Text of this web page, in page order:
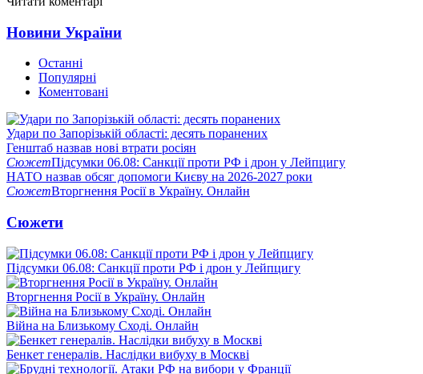
Новини України
Останні
Популярні
Коментовані
Удари по Запорізькій області: десять поранених
Генштаб назвав нові втрати росіян
СюжетПідсумки 06.08: Санкції проти РФ і дрон у Лейпцигу
НАТО назвав обсяг допомоги Києву на 2026-2027 роки
СюжетВторгнення Росії в Україну. Онлайн
Сюжети
Підсумки 06.08: Санкції проти РФ і дрон у Лейпцигу
Вторгнення Росії в Україну. Онлайн
Війна на Близькому Сході. Онлайн
Бенкет генералів. Наслідки вибуху в Москві